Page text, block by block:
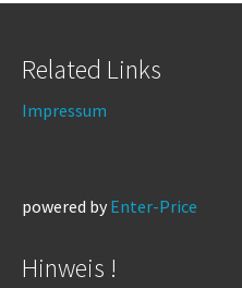
Related Links
Impressum
powered by Enter-Price
Hinweis !